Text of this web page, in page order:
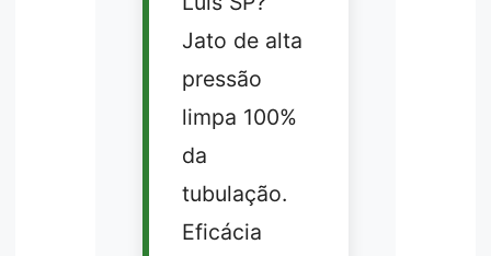
Jato de alta
pressão
limpa 100%
da
tubulação.
Eficácia